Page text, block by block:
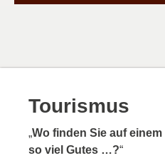
Tourismus
„Wo finden Sie auf
so viel Gutes …?“